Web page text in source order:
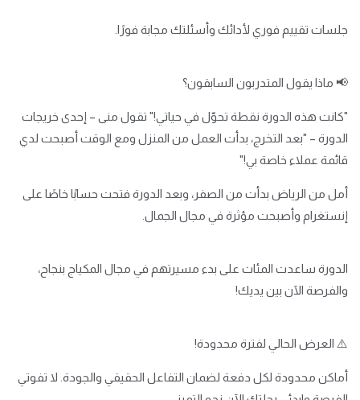
جلسات تقييم فوري لأدائك وأسئلتك مجابة فورًا.
📢 ماذا يقول المتدربون السابقون؟
"كانت هذه الدورة نقطة تحوّل في حياتي!" تقول منى – إحدى خريجات
الدورة – "بعد التخرج، بدأت العمل من المنزل ومع الوقت أصبحت لدي
قائمة عملاء خاصة بي!"
أمل من الرياض بدأت من الصفر، وبعد الدورة فتحت حسابًا خاصًا على
إنستغرام وأصبحت مؤثرة في مجال الجمال.
الدورة ساعدت المئات على بدء مسيرتهم في مجال المكياج بنجاح،
والفرصة الآن بين يديك!
⚠️ العرض الحالي لفترة محدودة!
أماكن محدودة لكل دفعة لضمان التفاعل الحقيقي والجودة. لا تفوتي